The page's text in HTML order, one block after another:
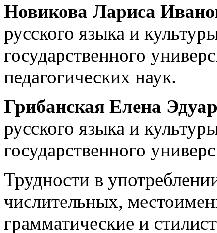
Новикова Лариса
русского языка и
государственного
педагогических наук.
Грибанская Елена
русского языка и
государственного
Трудности в
числительных,
грамматические и